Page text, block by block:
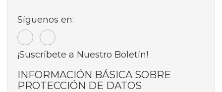
Síguenos en:
¡Suscríbete a Nuestro Boletín!
INFORMACIÓN BÁSICA SOBRE
PROTECCIÓN DE DATOS